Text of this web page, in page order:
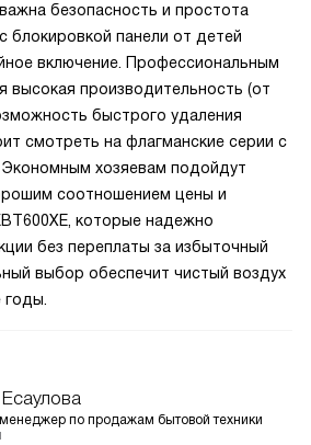
безопасность и простота
блокировкой панели от детей
включение. Профессиональным
высокая производительность (от
быстрого удаления
смотреть на флагманские серии с
хозяевам подойдут
соотношением цены и
которые надежно
без переплаты за избыточный
выбор обеспечит чистый воздух
менеджер по продажам бытовой техники